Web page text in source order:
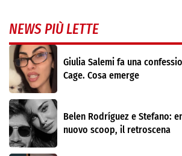
NEWS PIÙ LETTE
Giulia Salemi fa una
Cage. Cosa emerge
Belen Rodríguez e Stefano:
nuovo scoop, il retroscena